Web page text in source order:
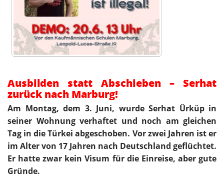
Ausbilden statt Abschieben – Serhat
zurück nach Marburg!
Am Montag, dem 3. Juni, wurde Serhat Ürküp in
seiner Wohnung verhaftet und noch am gleichen
Tag in die Türkei abgeschoben. Vor zwei Jahren ist er
im Alter von 17 Jahren nach Deutschland geflüchtet.
Er hatte zwar kein Visum für die Einreise, aber gute
Gründe.